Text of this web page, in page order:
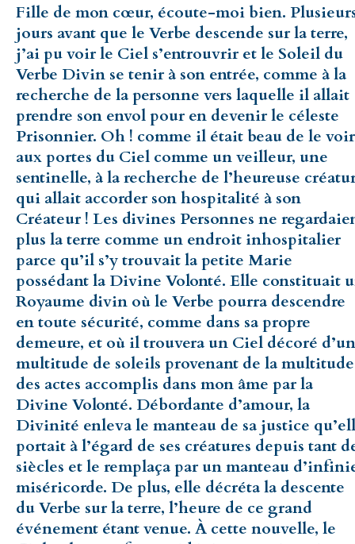
Fille de mon cœur, écoute-moi bien.
jours avant que le Verbe descende sur la terre,
j’ai pu voir le Ciel s’entrouvrir et le Soleil du
Verbe Divin se tenir à son entrée, comme à la
recherche de la personne vers laquelle il allait
prendre son envol pour en devenir le céleste
Prisonnier. Oh ! comme il était beau de le voir
aux portes du Ciel comme un veilleur, une
sentinelle, à la recherche de l’heureuse
qui allait accorder son hospitalité à son
Créateur ! Les divines Personnes ne
plus la terre comme un endroit inhospitalier
parce qu’il s’y trouvait la petite Marie
possédant la Divine Volonté. Elle constituait
Royaume divin où le Verbe pourra descendre
en toute sécurité, comme dans sa propre
demeure, et où il trouvera un Ciel décoré
multitude de soleils provenant de la multitude
des actes accomplis dans mon âme par la
Divine Volonté. Débordante d’amour, la
Divinité enleva le manteau de sa justice
portait à l’égard de ses créatures depuis tant
siècles et le remplaça par un manteau
miséricorde. De plus, elle décréta la descente
du Verbe sur la terre, l’heure de ce grand
événement étant venue. À cette nouvelle, le